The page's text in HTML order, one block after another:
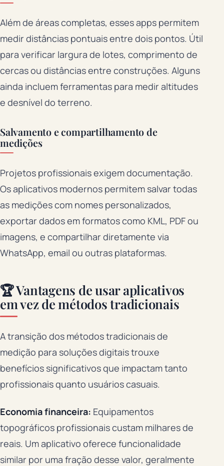
Além de áreas completas, esses apps permitem
medir distâncias pontuais entre dois pontos. Útil
para verificar largura de lotes, comprimento de
cercas ou distâncias entre construções. Alguns
ainda incluem ferramentas para medir altitudes
e desnível do terreno.
Salvamento e compartilhamento de
medições
Projetos profissionais exigem documentação.
Os aplicativos modernos permitem salvar todas
as medições com nomes personalizados,
exportar dados em formatos como KML, PDF ou
imagens, e compartilhar diretamente via
WhatsApp, email ou outras plataformas.
🏆 Vantagens de usar aplicativos
em vez de métodos tradicionais
A transição dos métodos tradicionais de
medição para soluções digitais trouxe
benefícios significativos que impactam tanto
profissionais quanto usuários casuais.
Economia financeira: Equipamentos
topográficos profissionais custam milhares de
reais. Um aplicativo oferece funcionalidade
similar por uma fração desse valor, geralmente